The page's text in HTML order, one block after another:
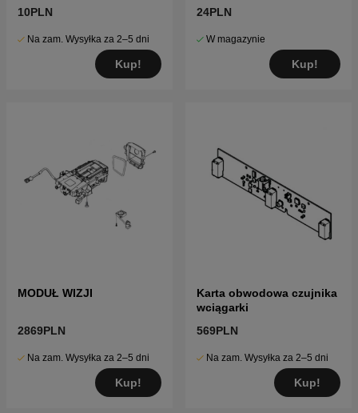
10PLN
Na zam. Wysyłka za 2–5 dni
Kup!
24PLN
W magazynie
Kup!
MODUŁ WIZJI
2869PLN
Na zam. Wysyłka za 2–5 dni
Kup!
Karta obwodowa czujnika
wciągarki
569PLN
Na zam. Wysyłka za 2–5 dni
Kup!